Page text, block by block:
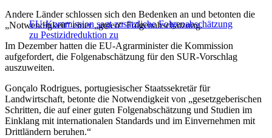
EU-Kommission sagt zusätzliche Folgenabschätzung
zu Pestizidreduktion zu
Andere Länder schlossen sich den Bedenken an und betonten die
„Notwendigkeit“ einer „guten“ Folgenabschätzung.
Im Dezember hatten die EU-Agrarminister die Kommission
aufgefordert, die Folgenabschätzung für den SUR-Vorschlag
auszuweiten.
Gonçalo Rodrigues, portugiesischer Staatssekretär für
Landwirtschaft, betonte die Notwendigkeit von „gesetzgeberischen
Schritten, die auf einer guten Folgenabschätzung und Studien im
Einklang mit internationalen Standards und im Einvernehmen mit
Drittländern beruhen.“